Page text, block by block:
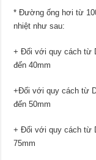
* Đường ống hơi từ
nhiệt như sau:
+ Đối với quy cách từ
đến 40mm
+Đối với quy cách từ
đến 50mm
+ Đối với quy cách từ
75mm